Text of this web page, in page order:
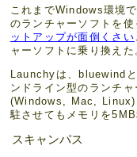
これまでWindows環境
のランチャーソフトを
ットアップが面倒くさい
ャーソフトに乗り換えた
Launchyは、bluewind
ンドライン型のランチ
(Windows, Mac, Linux)
駐させてもメモリを
スキャンパス